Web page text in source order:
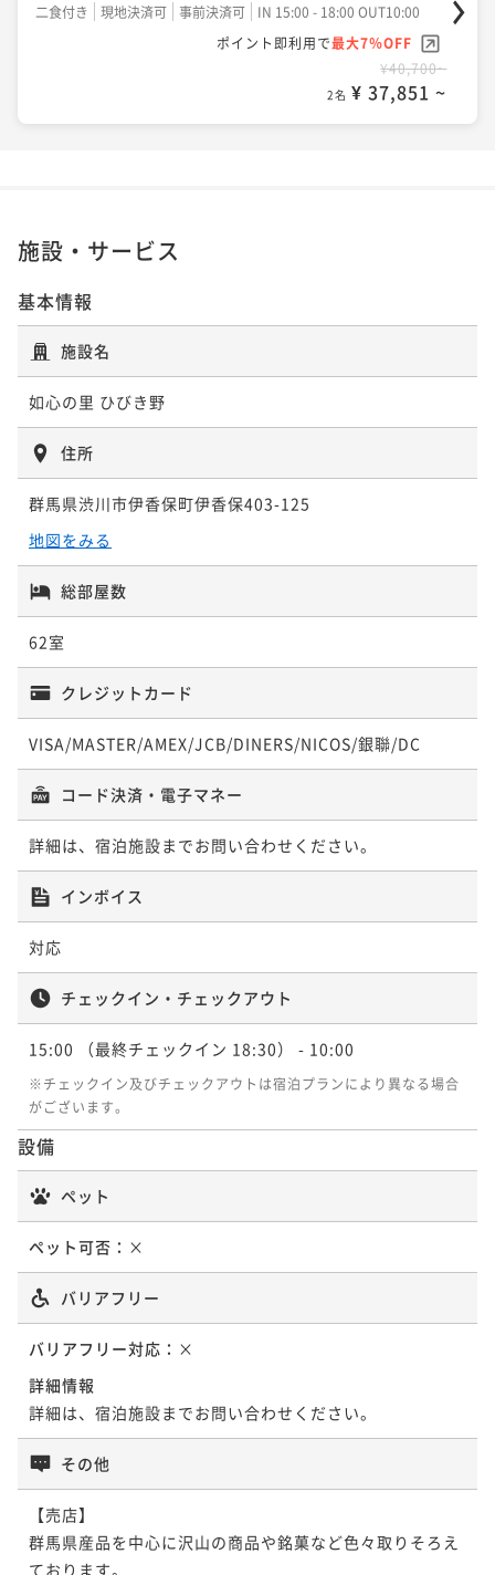
二食付き 現地決済可 事前決済可
IN 15:00 - 18:00 OUT10:00
ポイント即利用で最大7％OFF
¥40,700~
2名 ¥ 37,851 ~
施設・サービス
基本情報
施設名
如心の里 ひびき野
住所
群馬県渋川市伊香保町伊香保403-125
地図をみる
総部屋数
62室
クレジットカード
VISA/MASTER/AMEX/JCB/DINERS/NICOS/銀聯/DC
コード決済・電子マネー
詳細は、宿泊施設までお問い合わせください。
インボイス
対応
チェックイン・チェックアウト
15:00 （最終チェックイン 18:30） - 10:00
※チェックイン及びチェックアウトは宿泊プランにより異なる場合
がございます。
設備
ペット
ペット可否： ×
バリアフリー
バリアフリー対応： ×
詳細情報
詳細は、宿泊施設までお問い合わせください。
その他
【売店】
群馬県産品を中心に沢山の商品や銘菓など色々取りそろえ
ております。